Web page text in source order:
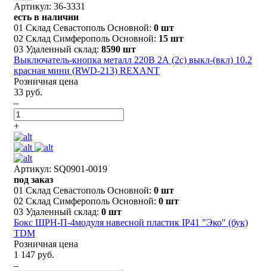
Артикул: 36-3331
есть в наличии
01 Склад Севастополь Основной: 0 шт
02 Склад Симферополь Основной: 15 шт
03 Удаленный склад: 8590 шт
Выключатель-кнопка металл 220В 2А (2с) выкл-(вкл) 10.2
красная мини (RWD-213) REXANT
Розничная цена
33 руб.
–
+
Артикул: SQ0901-0019
под заказ
01 Склад Севастополь Основной: 0 шт
02 Склад Симферополь Основной: 0 шт
03 Удаленный склад: 0 шт
Бокс ЩРН-П-4модуля навесной пластик IP41 "Эко" (бук)
TDM
Розничная цена
1 147 руб.
–